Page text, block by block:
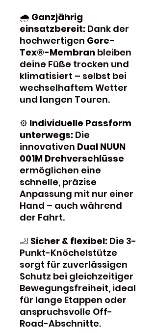
🌧 Ganzjährig
einsatzbereit: Dank der
hochwertigen Gore-
Tex®-Membran bleiben
deine Füße trocken und
klimatisiert – selbst bei
wechselhaftem Wetter
und langen Touren.
⚙️ Individuelle Passform
unterwegs: Die
innovativen Dual NUUN
001M Drehverschlüsse
ermöglichen eine
schnelle, präzise
Anpassung mit nur einer
Hand – auch während
der Fahrt.
🦶 Sicher & flexibel: Die 3-
Punkt-Knöchelstütze
sorgt für zuverlässigen
Schutz bei gleichzeitiger
Bewegungsfreiheit, ideal
für lange Etappen oder
anspruchsvolle Off-
Road-Abschnitte.